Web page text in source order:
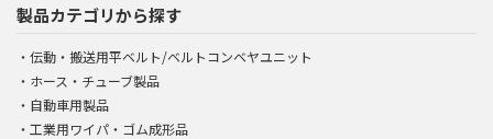
製品カテゴリから探す
伝動・搬送用平ベルト/ベルトコンベヤユニット
ホース・チューブ製品
自動車用製品
工業用ワイパ・ゴム成形品